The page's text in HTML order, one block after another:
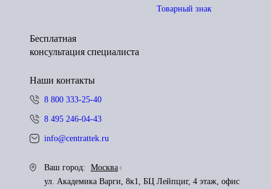
Товарный знак
Бесплатная
консультация специалиста
Наши контакты
8 800 333-25-40
8 495 246-04-43
info@centrattek.ru
Ваш город:
Москва
ул. Академика Варги, 8к1, БЦ Лейпциг, 4 этаж, офис